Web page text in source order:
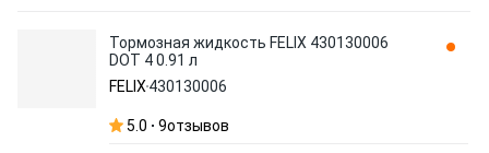
Тормозная жидкость FELIX 430130006
DOT 4 0.91 л
FELIX 430130006
5.0 9отзывов